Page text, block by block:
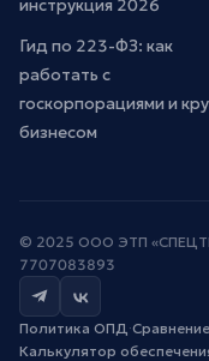
инструкция 2026
Гид по 223-ФЗ: как
работать с
госкорпорациями и
бизнесом
© 2025 ООО ЭТП
7707083893
Политика ОПД ·
Калькулятор